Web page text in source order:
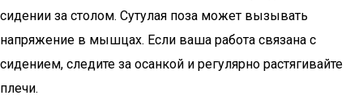
сидении за столом. Сутулая поза может вызывать
напряжение в мышцах. Если ваша работа связана с
сидением, следите за осанкой и регулярно растягивайте
плечи.